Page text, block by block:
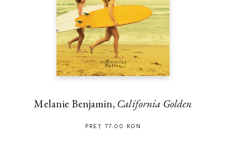
Melanie Benjamin, California Golden
PREȚ 77.00 RON